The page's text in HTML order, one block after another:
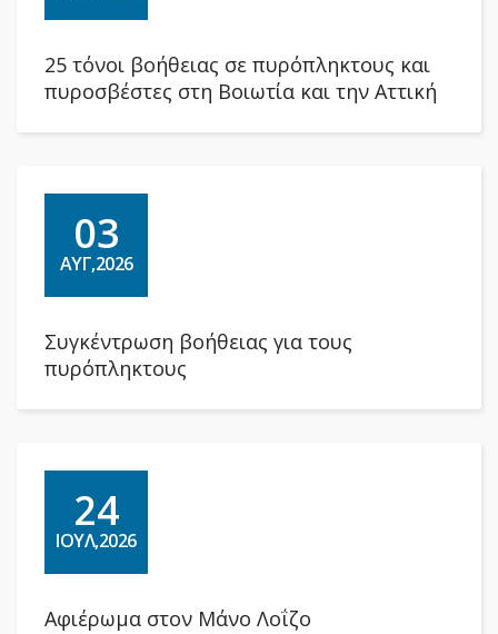
25 τόνοι βοήθειας σε πυρόπληκτους και
πυροσβέστες στη Βοιωτία και την Αττική
03
ΑΥΓ,2026
Συγκέντρωση βοήθειας για τους
πυρόπληκτους
24
ΙΟΥΛ,2026
Αφιέρωμα στον Μάνο Λοΐζο